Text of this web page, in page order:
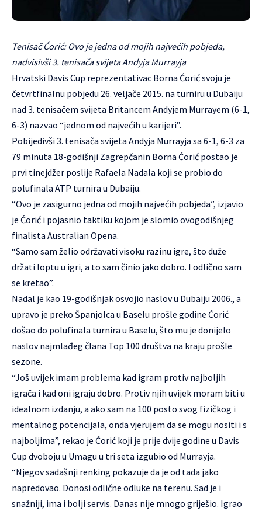
Tenisač Ćorić: Ovo je jedna od mojih najvećih pobjeda,
nadvisivši 3. tenisača svijeta Andyja Murrayja
Hrvatski Davis Cup reprezentativac Borna Ćorić svoju je
četvrtfinalnu pobjedu 26. veljače 2015. na turniru u Dubaiju
nad 3. tenisačem svijeta Britancem Andyjem Murrayem (6-1,
6-3) nazvao “jednom od najvećih u karijeri”.
Pobijedivši 3. tenisača svijeta Andyja Murrayja sa 6-1, 6-3 za
79 minuta 18-godišnji Zagrepčanin Borna Ćorić postao je
prvi tinejdžer poslije Rafaela Nadala koji se probio do
polufinala ATP turnira u Dubaiju.
“Ovo je zasigurno jedna od mojih najvećih pobjeda”, izjavio
je Ćorić i pojasnio taktiku kojom je slomio ovogodišnjeg
finalista Australian Opena.
“Samo sam želio održavati visoku razinu igre, što duže
držati loptu u igri, a to sam činio jako dobro. I odlično sam
se kretao”.
Nadal je kao 19-godišnjak osvojio naslov u Dubaiju 2006., a
upravo je preko Španjolca u Baselu prošle godine Ćorić
došao do polufinala turnira u Baselu, što mu je donijelo
naslov najmlađeg člana Top 100 društva na kraju prošle
sezone.
“Još uvijek imam problema kad igram protiv najboljih
igrača i kad oni igraju dobro. Protiv njih uvijek moram biti u
idealnom izdanju, a ako sam na 100 posto svog fizičkog i
mentalnog potencijala, onda vjerujem da se mogu nositi i s
najboljima”, rekao je Ćorić koji je prije dvije godine u Davis
Cup dvoboju u Umagu u tri seta izgubio od Murrayja.
“Njegov sadašnji renking pokazuje da je od tada jako
napredovao. Donosi odlične odluke na terenu. Sad je i
snažniji, ima i bolji servis. Danas nije mnogo griješio. Igrao